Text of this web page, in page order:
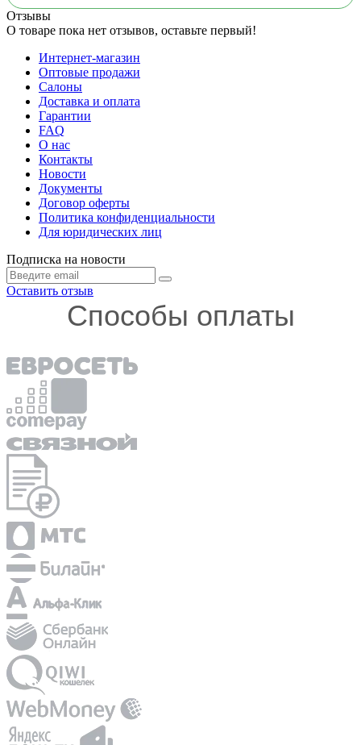
Отзывы
О товаре пока нет отзывов, оставьте первый!
Интернет-магазин
Оптовые продажи
Салоны
Доставка и оплата
Гарантии
FAQ
О нас
Контакты
Новости
Документы
Договор оферты
Политика конфиденциальности
Для юридических лиц
Подписка на новости
Оставить отзыв
Способы оплаты